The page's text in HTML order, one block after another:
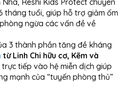
Reshi Kids Protect chuyên
tháng tuổi, giúp hỗ trợ giảm ốm
ngừa các vấn đề về
3 thành phần tăng đề kháng
từ Linh Chi hữu cơ, Kẽm và
tiếp vào hệ miễn dịch giúp
mạnh của “tuyến phòng thủ”